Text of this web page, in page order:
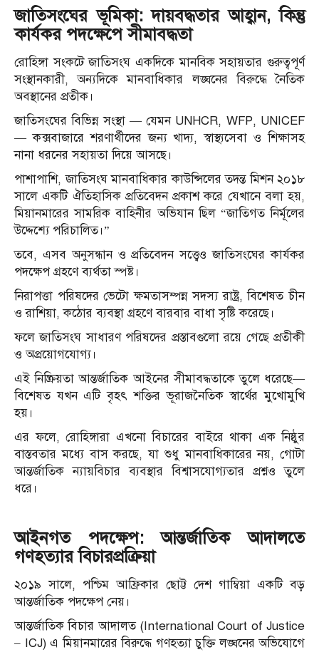
জাতিসংঘের ভূমিকা: দায়বদ্ধতার আহ্বান, কিন্তু
কার্যকর পদক্ষেপে সীমাবদ্ধতা
রোহিঙ্গা সংকটে জাতিসংঘ একদিকে মানবিক সহায়তার গুরুত্বপূর্ণ
সংস্থানকারী, অন্যদিকে মানবাধিকার লঙ্ঘনের বিরুদ্ধে নৈতিক
অবস্থানের প্রতীক।
জাতিসংঘের বিভিন্ন সংস্থা — যেমন UNHCR, WFP, UNICEF
— কক্সবাজারে শরণার্থীদের জন্য খাদ্য, স্বাস্থ্যসেবা ও শিক্ষাসহ
নানা ধরনের সহায়তা দিয়ে আসছে।
পাশাপাশি, জাতিসংঘ মানবাধিকার কাউন্সিলের তদন্ত মিশন ২০১৮
সালে একটি ঐতিহাসিক প্রতিবেদন প্রকাশ করে যেখানে বলা হয়,
মিয়ানমারের সামরিক বাহিনীর অভিযান ছিল “জাতিগত নির্মূলের
উদ্দেশ্যে পরিচালিত।”
তবে, এসব অনুসন্ধান ও প্রতিবেদন সত্ত্বেও জাতিসংঘের কার্যকর
পদক্ষেপ গ্রহণে ব্যর্থতা স্পষ্ট।
নিরাপত্তা পরিষদের ভেটো ক্ষমতাসম্পন্ন সদস্য রাষ্ট্র, বিশেষত চীন
ও রাশিয়া, কঠোর ব্যবস্থা গ্রহণে বারবার বাধা সৃষ্টি করেছে।
ফলে জাতিসংঘ সাধারণ পরিষদের প্রস্তাবগুলো রয়ে গেছে প্রতীকী
ও অপ্রয়োগযোগ্য।
এই নিষ্ক্রিয়তা আন্তর্জাতিক আইনের সীমাবদ্ধতাকে তুলে ধরেছে—
বিশেষত যখন এটি বৃহৎ শক্তির ভূরাজনৈতিক স্বার্থের মুখোমুখি
হয়।
এর ফলে, রোহিঙ্গারা এখনো বিচারের বাইরে থাকা এক নিষ্ঠুর
বাস্তবতার মধ্যে বাস করছে, যা শুধু মানবাধিকারের নয়, গোটা
আন্তর্জাতিক ন্যায়বিচার ব্যবস্থার বিশ্বাসযোগ্যতার প্রশ্নও তুলে
ধরে।
আইনগত পদক্ষেপ: আন্তর্জাতিক আদালতে
গণহত্যার বিচারপ্রক্রিয়া
২০১৯ সালে, পশ্চিম আফ্রিকার ছোট্ট দেশ গাম্বিয়া একটি বড়
আন্তর্জাতিক পদক্ষেপ নেয়।
আন্তর্জাতিক বিচার আদালত (International Court of Justice
– ICJ) এ মিয়ানমারের বিরুদ্ধে গণহত্যা চুক্তি লঙ্ঘনের অভিযোগে